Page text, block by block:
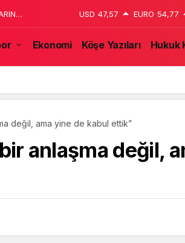
USD 47,57 EURO 54,77
Ekonomi Köşe Yazıları Hukuk
değil, ama yine de kabul ettik”
anlaşma değil,